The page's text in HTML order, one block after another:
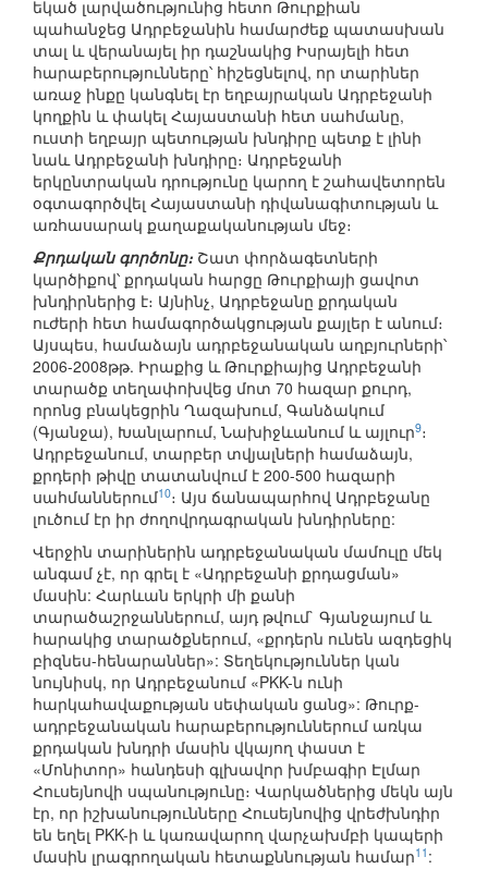
եկած լարվածությունից հետո Թուրքիան
պահանջեց Ադրբեջանին համարժեք պատասխան
տալ և վերանայել իր դաշնակից Իսրայելի հետ
հարաբերությունները՝ հիշեցնելով, որ տարիներ
առաջ ինքը կանգնել էր եղբայրական Ադրբեջանի
կողքին և փակել Հայաստանի հետ սահմանը,
ուստի եղբայր պետության խնդիրը պետք է լինի
նաև Ադրբեջանի խնդիրը։ Ադրբեջանի
երկընտրական դրությունը կարող է շահավետորեն
օգտագործվել Հայաստանի դիվանագիտության և
առհասարակ քաղաքականության մեջ։
Քրդական գործոնը։ Շատ փորձագետների
կարծիքով՝ քրդական հարցը Թուրքիայի ցավոտ
խնդիրներից է։ Այնինչ, Ադրբեջանը քրդական
ուժերի հետ համագործակցության քայլեր է անում։
Այսպես, համաձայն ադրբեջանական աղբյուրների՝
2006-2008թթ. Իրաքից և Թուրքիայից Ադրբեջանի
տարածք տեղափոխվեց մոտ 70 հազար քուրդ,
որոնց բնակեցրին Ղազախում, Գանձակում
(Գյանջա), Խանլարում, Նախիջևանում և այլուր9։
Ադրբեջանում, տարբեր տվյալների համաձայն,
քրդերի թիվը տատանվում է 200-500 հազարի
սահմաններում10։ Այս ճանապարհով Ադրբեջանը
լուծում էր իր ժողովրդագրական խնդիրները:
Վերջին տարիներին ադրբեջանական մամուլը մեկ
անգամ չէ, որ գրել է «Ադրբեջանի քրդացման»
մասին: Հարևան երկրի մի քանի
տարածաշրջաններում, այդ թվում` Գյանջայում և
հարակից տարածքներում, «քրդերն ունեն ազդեցիկ
բիզնես-հենարաններ»: Տեղեկություններ կան
նույնիսկ, որ Ադրբեջանում «PKK-ն ունի
հարկահավաքության սեփական ցանց»: Թուրք-
ադրբեջանական հարաբերություններում առկա
քրդական խնդրի մասին վկայող փաստ է
«Մոնիտոր» հանդեսի գլխավոր խմբագիր Էլմար
Հուսեյնովի սպանությունը։ Վարկածներից մեկն այն
էր, որ իշխանությունները Հուսեյնովից վրեժխնդիր
են եղել PKK-ի և կառավարող վարչախմբի կապերի
մասին լրագրողական հետաքննության համար11 :